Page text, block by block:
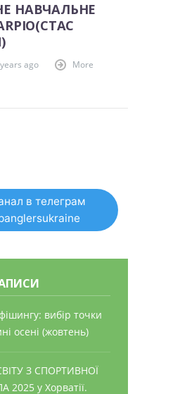
НАВЧАЛЬНЕ
ago More
в телеграм
вибір точки
осені (жовтень)
З СПОРТИВНОЇ
у Хорватії.